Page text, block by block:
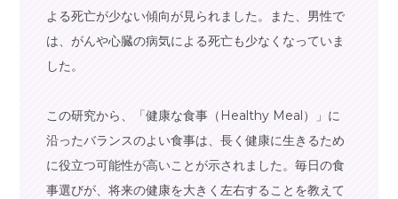
よる死亡が少ない傾向が見られました。また、男性で
は、がんや心臓の病気による死亡も少なくなっていま
した。
この研究から、「健康な食事（Healthy Meal）」に
沿ったバランスのよい食事は、長く健康に生きるため
に役立つ可能性が高いことが示されました。毎日の食
事選びが、将来の健康を大きく左右することを教えて